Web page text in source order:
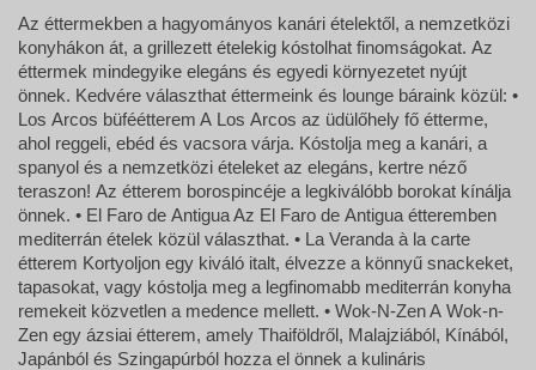
Az éttermekben a hagyományos kanári ételektől, a nemzetközi
konyhákon át, a grillezett ételekig kóstolhat finomságokat. Az
éttermek mindegyike elegáns és egyedi környezetet nyújt
önnek. Kedvére választhat éttermeink és lounge báraink közül: •
Los Arcos büféétterem A Los Arcos az üdülőhely fő étterme,
ahol reggeli, ebéd és vacsora várja. Kóstolja meg a kanári, a
spanyol és a nemzetközi ételeket az elegáns, kertre néző
teraszon! Az étterem borospincéje a legkiválóbb borokat kínálja
önnek. • El Faro de Antigua Az El Faro de Antigua étteremben
mediterrán ételek közül választhat. • La Veranda à la carte
étterem Kortyoljon egy kiváló italt, élvezze a könnyű snackeket,
tapasokat, vagy kóstolja meg a legfinomabb mediterrán konyha
remekeit közvetlen a medence mellett. • Wok-N-Zen A Wok-n-
Zen egy ázsiai étterem, amely Thaiföldről, Malajziából, Kínából,
Japánból és Szingapúrból hozza el önnek a kulináris